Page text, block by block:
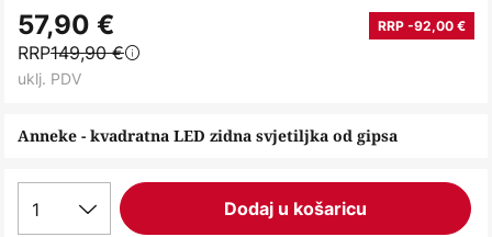
to
the
beginning
the
Anneke - kvadratna LED zidna svjetiljka od gipsa
57,90 € RRP -92,00 €
RRP149,90 €
uklj. PDV
1 Dodaj u košaricu